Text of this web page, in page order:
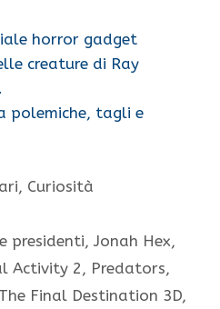
horror gadget
creature di Ray
polemiche, tagli e
, Curiosità
presidenti,Jonah Hex,
Activity 2, Predators,
The Final Destination 3D,